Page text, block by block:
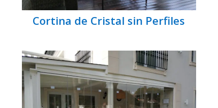
Cortina de Cristal sin Perfiles